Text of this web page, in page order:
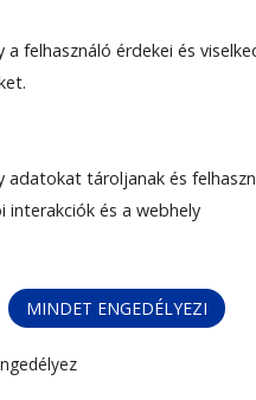
felhasználó érdekei és
adatokat tároljanak és
interakciók és a webhely
MINDET ENGEDÉLYEZI